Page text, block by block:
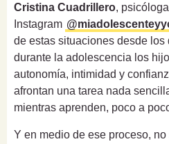
Cristina Cuadrillero,
Instagram
de estas situaciones desde los
durante la adolescencia los
autonomía, intimidad y
afrontan una tarea nada
mientras aprenden, poco a
Y en medio de ese proceso,